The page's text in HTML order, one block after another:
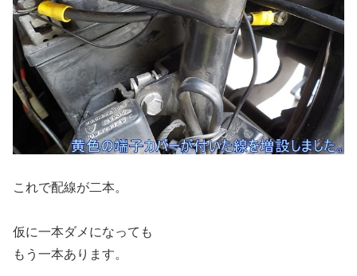
これで配線が二本。
仮に一本ダメになっても
もう一本あります。